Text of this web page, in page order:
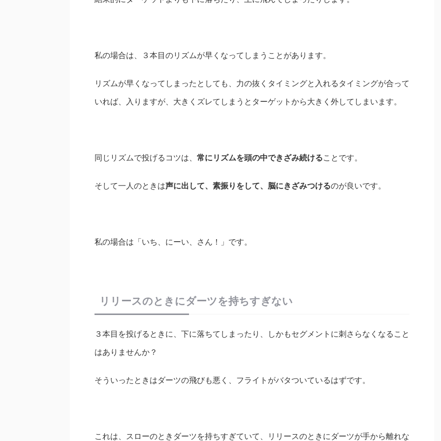
私の場合は、３本目のリズムが早くなってしまうことがあります。
リズムが早くなってしまったとしても、力の抜くタイミングと入れるタイミングが合って
いれば、入りますが、大きくズレてしまうとターゲットから大きく外してしまいます。
同じリズムで投げるコツは、 常にリズムを頭の中できざみ続けることです。
そして一人のときは声に出して、素振りをして、脳にきざみつけるのが良いです。
私の場合は「いち、にーい、さん！」です。
リリースのときにダーツを持ちすぎない
３本目を投げるときに、下に落ちてしまったり、しかもセグメントに刺さらなくなること
はありませんか？
そういったときはダーツの飛びも悪く、フライトがバタついているはずです。
これは、スローのときダーツを持ちすぎていて、リリースのときにダーツが手から離れな